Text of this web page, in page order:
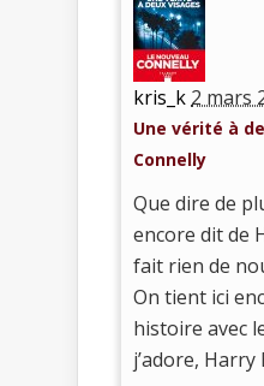
kris_k 2 mars
Une vérité à
Connelly
Que dire de
encore dit de
fait rien de
On tient ici
histoire avec
j’adore, Harry